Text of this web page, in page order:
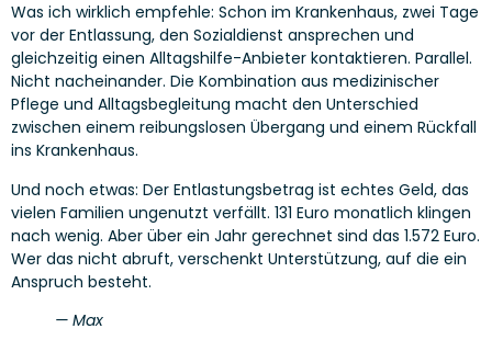
Was ich wirklich empfehle: Schon im Krankenhaus, zwei Tage
vor der Entlassung, den Sozialdienst ansprechen und
gleichzeitig einen Alltagshilfe-Anbieter kontaktieren. Parallel.
Nicht nacheinander. Die Kombination aus medizinischer
Pflege und Alltagsbegleitung macht den Unterschied
zwischen einem reibungslosen Übergang und einem Rückfall
ins Krankenhaus.
Und noch etwas: Der Entlastungsbetrag ist echtes Geld, das
vielen Familien ungenutzt verfällt. 131 Euro monatlich klingen
nach wenig. Aber über ein Jahr gerechnet sind das 1.572 Euro.
Wer das nicht abruft, verschenkt Unterstützung, auf die ein
Anspruch besteht.
— Max